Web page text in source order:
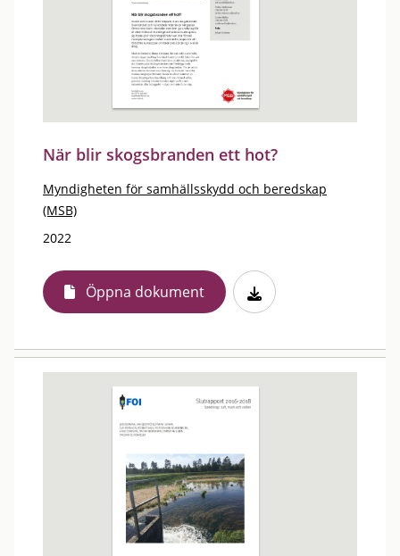
När blir skogsbranden ett hot?
Myndigheten för samhällsskydd och beredskap
(MSB)
2022
Öppna dokument